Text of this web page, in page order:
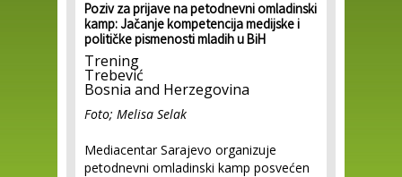
Poziv za prijave na petodnevni omladinski
kamp: Jačanje kompetencija medijske i
političke pismenosti mladih u BiH
Trening
Trebević
Bosnia and Herzegovina
Foto; Melisa Selak
Mediacentar Sarajevo organizuje
petodnevni omladinski kamp posvećen